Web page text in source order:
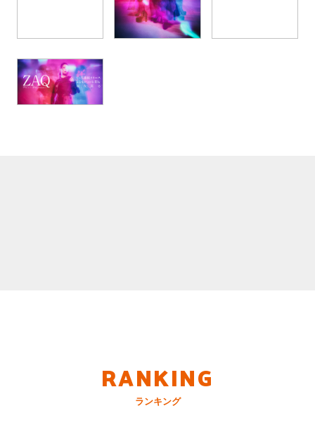
RANKING
ランキング